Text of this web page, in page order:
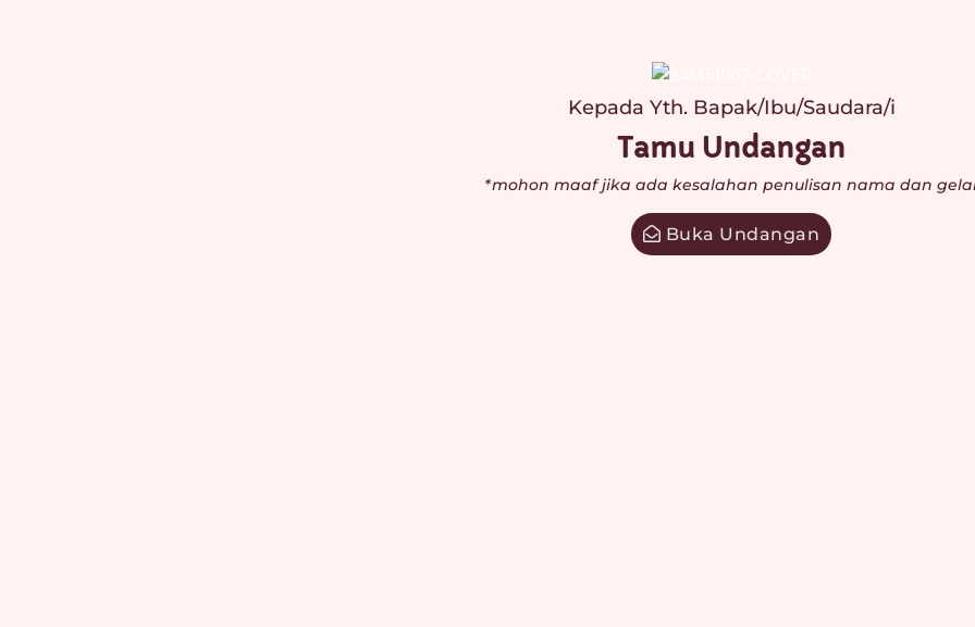
Kepada Yth. Bapak/Ibu/Saudara/i
Tamu Undangan
*mohon maaf jika ada kesalahan penulisan nama dan
Buka Undangan